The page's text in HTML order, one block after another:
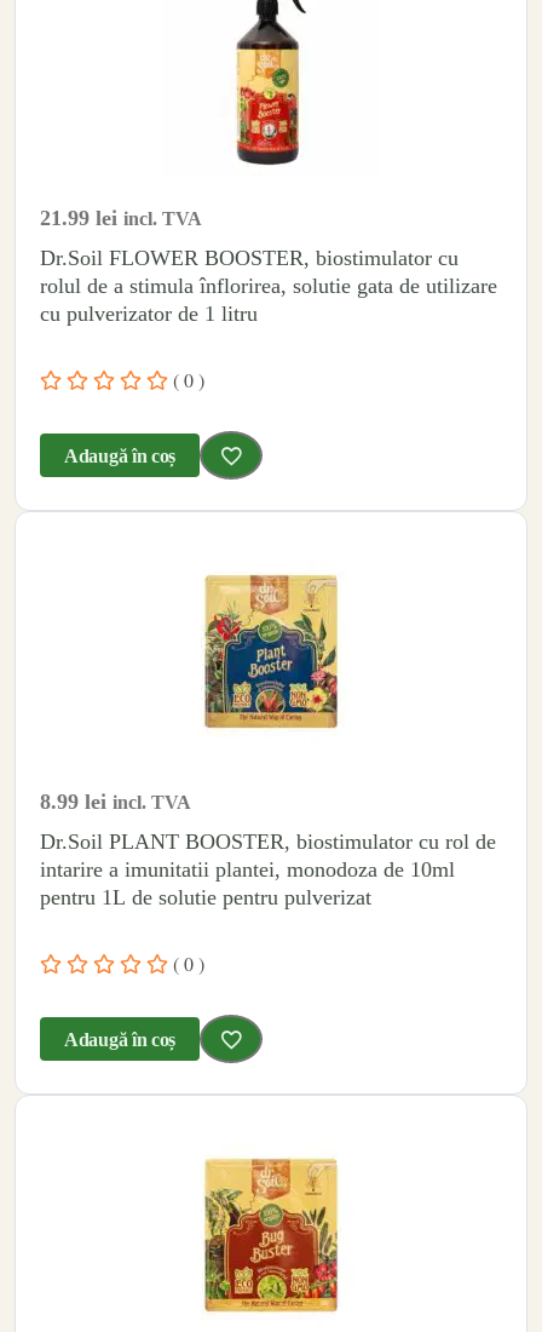
21.99 lei incl. TVA
Dr.Soil FLOWER BOOSTER, biostimulator cu
rolul de a stimula înflorirea, solutie gata de utilizare
cu pulverizator de 1 litru
( 0 )
Adaugă în coș
8.99 lei incl. TVA
Dr.Soil PLANT BOOSTER, biostimulator cu rol de
intarire a imunitatii plantei, monodoza de 10ml
pentru 1L de solutie pentru pulverizat
( 0 )
Adaugă în coș